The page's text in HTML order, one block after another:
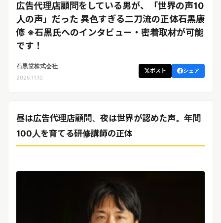
ビジネス
ライフスタイル
リリースを配信する
受信 レターリリース受信ユーザー
メディアユーザーでログインする
レターリリースを受信（メディア登
広告代理店顧問をしている男が、「世界の声10
人の声」だった 異色すぎる二刀流の正体石黒康
修 ※石黒氏へのインタビュー・密着取材が可能
です！
石黒堂株式会社
2025.11.10
ポスト シェア
昼は広告代理店顧問、夜は世界が認めた声。年間
100人を育てる研修講師の正体